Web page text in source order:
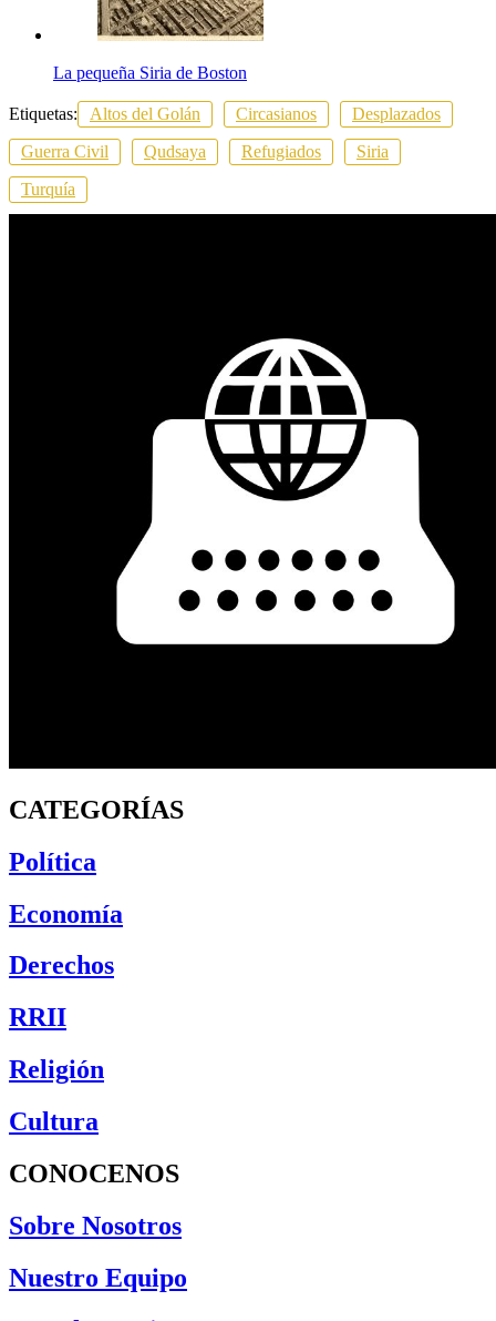
La pequeña Siria de Boston
Etiquetas: Altos del Golán Circasianos
Desplazados
Guerra Civil
Qudsaya Refugiados
Siria
Turquía
CATEGORÍAS
Política
Economía
Derechos
RRII
Religión
Cultura
CONOCENOS
Sobre Nosotros
Nuestro Equipo